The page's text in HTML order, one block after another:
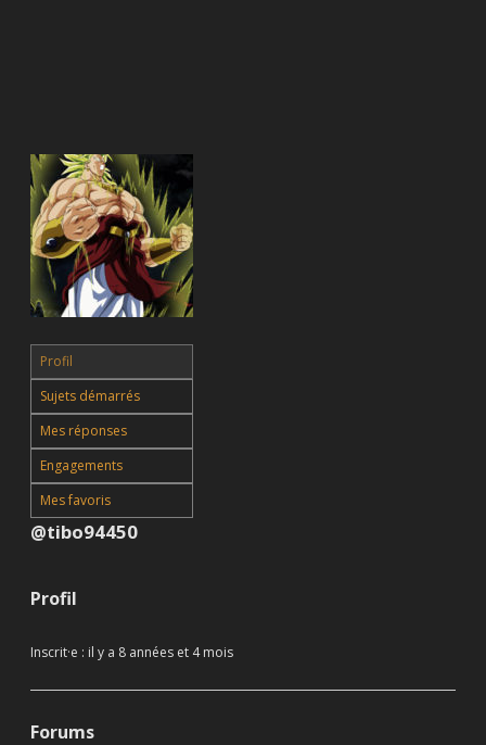
Profil
Sujets démarrés
Mes réponses
Engagements
Mes favoris
@tibo94450
Profil
Inscrit·e : il y a 8 années et 4 mois
Forums